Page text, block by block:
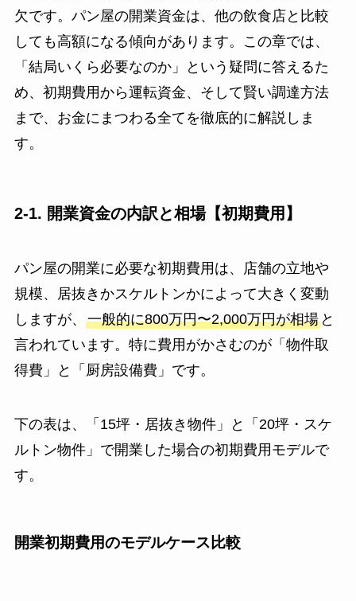
欠です。パン屋の開業資金は、他の飲食店と比較
しても高額になる傾向があります。この章では、
「結局いくら必要なのか」という疑問に答えるた
め、初期費用から運転資金、そして賢い調達方法
まで、お金にまつわる全てを徹底的に解説しま
す。
2-1. 開業資金の内訳と相場【初期費用】
パン屋の開業に必要な初期費用は、店舗の立地や
規模、居抜きかスケルトンかによって大きく変動
しますが、 一般的に800万円〜2,000万円が相場と
言われています。特に費用がかさむのが「物件取
得費」と「厨房設備費」です。
下の表は、「15坪・居抜き物件」と「20坪・スケ
ルトン物件」で開業した場合の初期費用モデルで
す。
開業初期費用のモデルケース比較